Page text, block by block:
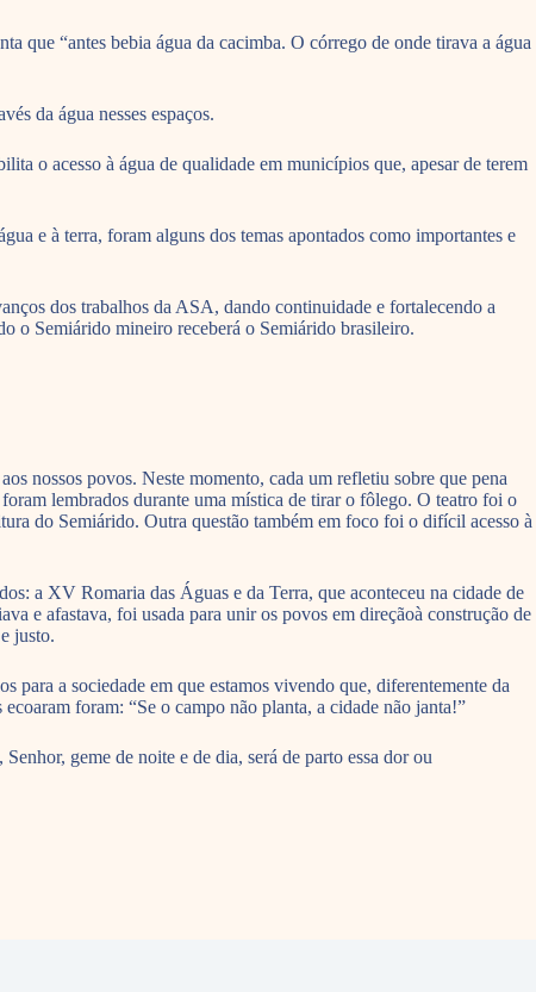
que “antes bebia água da cacimba. O córrego de onde tirava a água
da água nesses espaços.
o acesso à água de qualidade em municípios que, apesar de terem
e à terra, foram alguns dos temas apontados como importantes e
dos trabalhos da ASA, dando continuidade e fortalecendo a
o Semiárido mineiro receberá o Semiárido brasileiro.
nossos povos. Neste momento, cada um refletiu sobre que pena
lembrados durante uma mística de tirar o fôlego. O teatro foi o
do Semiárido. Outra questão também em foco foi o difícil acesso à
a XV Romaria das Águas e da Terra, que aconteceu na cidade de
e afastava, foi usada para unir os povos em direçãoà construção de
justo.
para a sociedade em que estamos vivendo que, diferentemente da
foram: “Se o campo não planta, a cidade não janta!”
geme de noite e de dia, será de parto essa dor ou